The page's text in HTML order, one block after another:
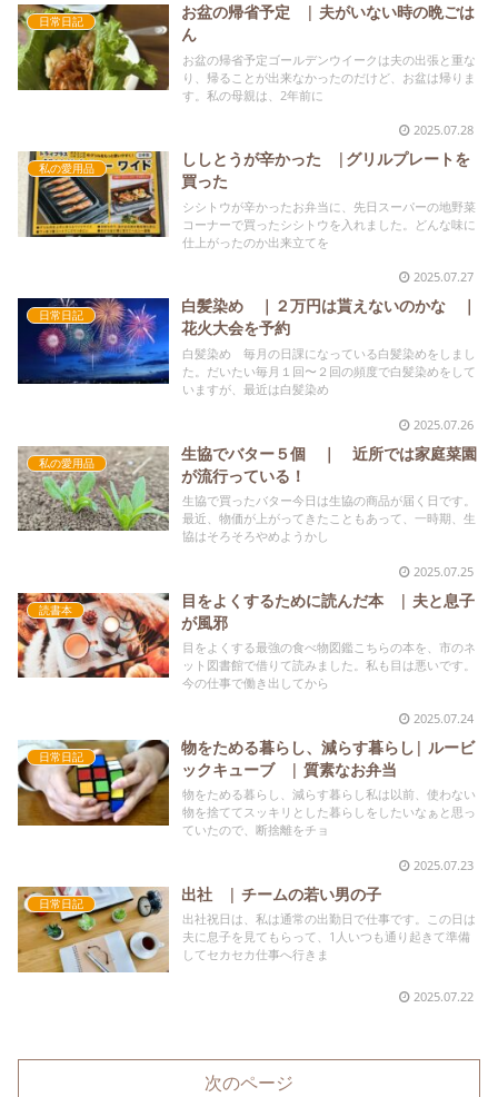
日常日記
お盆の帰省予定 | 夫がいない時の晩ごは
ん
お盆の帰省予定ゴールデンウイークは夫の出張と重な
り、帰ることが出来なかったのだけど、お盆は帰りま
す。私の母親は、2年前に
2025.07.28
私の愛用品
ししとうが辛かった |グリルプレートを
買った
シシトウが辛かったお弁当に、先日スーパーの地野菜
コーナーで買ったシシトウを入れました。どんな味に
仕上がったのか出来立てを
2025.07.27
日常日記
白髪染め ｜２万円は貰えないのかな ｜
花火大会を予約
白髪染め 毎月の日課になっている白髪染めをしまし
た。だいたい毎月１回〜２回の頻度で白髪染めをして
いますが、最近は白髪染め
2025.07.26
私の愛用品
生協でバター５個 ｜ 近所では家庭菜園
が流行っている！
生協で買ったバター今日は生協の商品が届く日です。
最近、物価が上がってきたこともあって、一時期、生
協はそろそろやめようかし
2025.07.25
読書本
目をよくするために読んだ本 | 夫と息子
が風邪
目をよくする最強の食べ物図鑑こちらの本を、市のネ
ット図書館で借りて読みました。私も目は悪いです。
今の仕事で働き出してから
2025.07.24
日常日記
物をためる暮らし、減らす暮らし| ルービ
ックキューブ | 質素なお弁当
物をためる暮らし、減らす暮らし私は以前、使わない
物を捨ててスッキリとした暮らしをしたいなぁと思っ
ていたので、断捨離をチョ
2025.07.23
日常日記 出社 | チームの若い男の子
出社祝日は、私は通常の出勤日で仕事です。この日は
夫に息子を見てもらって、1人いつも通り起きて準備
してセカセカ仕事へ行きま
2025.07.22
次のページ